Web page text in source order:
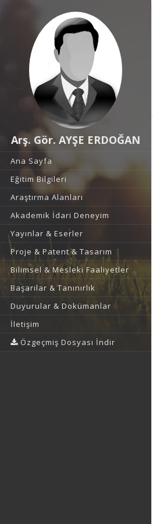
Arş. Gör. AYŞE ERDOĞAN
Ana Sayfa
Eğitim Bilgileri
Araştırma Alanları
Akademik İdari Deneyim
Yayınlar & Eserler
Proje & Patent & Tasarım
Bilimsel & Mesleki Faaliyetler
Başarılar & Tanınırlık
Duyurular & Dokümanlar
İletişim
Özgeçmiş Dosyası İndir